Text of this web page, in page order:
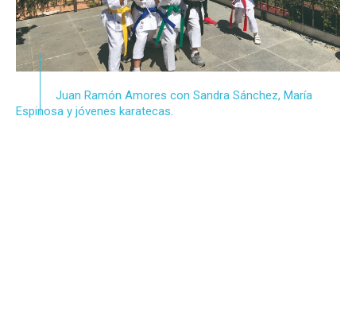
Juan Ramón Amores con Sandra Sánchez, María
Espinosa y jóvenes karatecas.